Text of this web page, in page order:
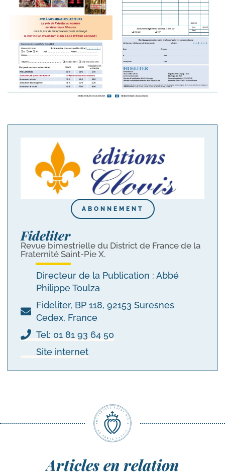
ABONNEMENT
Fideliter
Revue bimestrielle du District de France de la
Fraternité Saint-Pie X.
Directeur de la Publication : Abbé
Philippe Toulza
Fideliter, BP 118, 92153 Suresnes
Cedex, France
Tel: 01 81 93 64 50
Site internet
Articles en relation